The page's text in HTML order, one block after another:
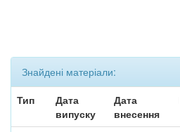
Знайдені матеріали:
Тип
Дата
випуску
Дата
внесення